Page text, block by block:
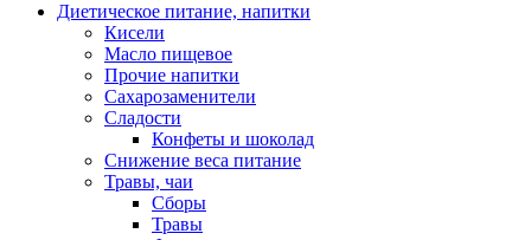
Диетическое питание, напитки
Кисели
Масло пищевое
Прочие напитки
Сахарозаменители
Сладости
Конфеты и шоколад
Снижение веса питание
Травы, чаи
Сборы
Травы